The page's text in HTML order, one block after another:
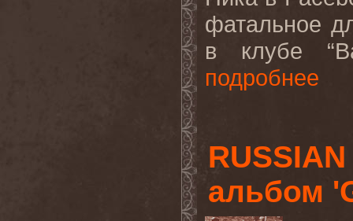
фатальное
в клубе “
подробнее
альбом